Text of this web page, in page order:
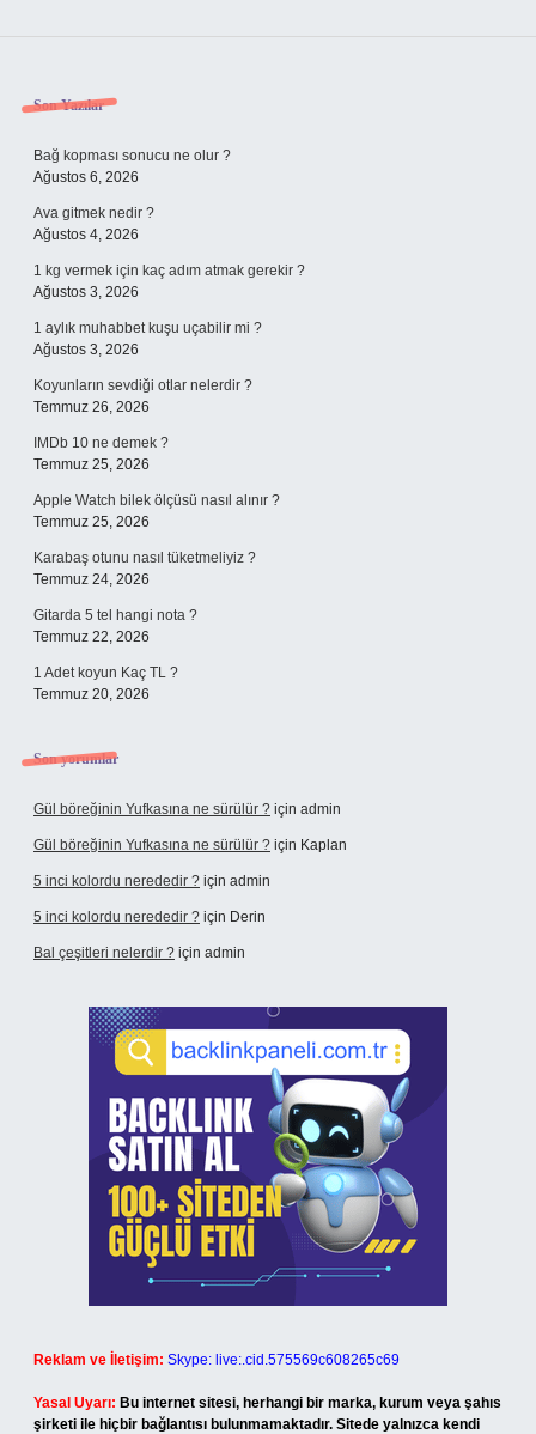
Sidebar
Son Yazılar
Bağ kopması sonucu ne olur ?
Ağustos 6, 2026
Ava gitmek nedir ?
Ağustos 4, 2026
1 kg vermek için kaç adım atmak gerekir ?
Ağustos 3, 2026
1 aylık muhabbet kuşu uçabilir mi ?
Ağustos 3, 2026
Koyunların sevdiği otlar nelerdir ?
Temmuz 26, 2026
IMDb 10 ne demek ?
Temmuz 25, 2026
Apple Watch bilek ölçüsü nasıl alınır ?
Temmuz 25, 2026
Karabaş otunu nasıl tüketmeliyiz ?
Temmuz 24, 2026
Gitarda 5 tel hangi nota ?
Temmuz 22, 2026
1 Adet koyun Kaç TL ?
Temmuz 20, 2026
Son yorumlar
Gül böreğinin Yufkasına ne sürülür ? için admin
Gül böreğinin Yufkasına ne sürülür ? için Kaplan
5 inci kolordu nerededir ? için admin
5 inci kolordu nerededir ? için Derin
Bal çeşitleri nelerdir ? için admin
Reklam ve İletişim: Skype: live:.cid.575569c608265c69
Yasal Uyarı: Bu internet sitesi, herhangi bir marka, kurum veya şahıs
şirketi ile hiçbir bağlantısı bulunmamaktadır. Sitede yalnızca kendi